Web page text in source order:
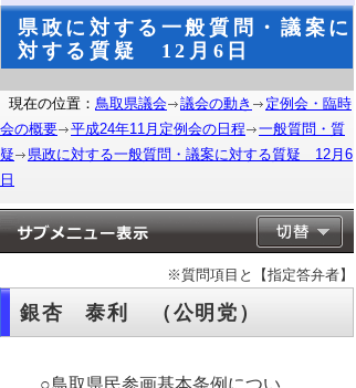
県政に対する一般質問・議案に
対する質疑 12月6日
現在の位置： 鳥取県議会 議会の動き
定例会・臨時
会の概要
平成24年11月定例会の日程
一般質問・質
疑
県政に対する一般質問・議案に対する質疑 12月6
日
※質問項目と【指定答弁者】
銀杏 泰利 （公明党）